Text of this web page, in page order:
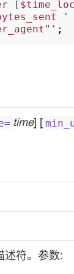
[
'
;
time] [
述符。参数: